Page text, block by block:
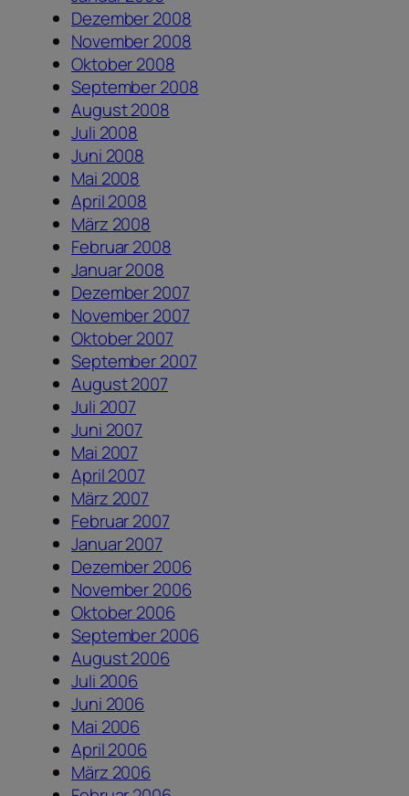
Dezember 2008
November 2008
Oktober 2008
September 2008
August 2008
Juli 2008
Juni 2008
Mai 2008
April 2008
März 2008
Februar 2008
Januar 2008
Dezember 2007
November 2007
Oktober 2007
September 2007
August 2007
Juli 2007
Juni 2007
Mai 2007
April 2007
März 2007
Februar 2007
Januar 2007
Dezember 2006
November 2006
Oktober 2006
September 2006
August 2006
Juli 2006
Juni 2006
Mai 2006
April 2006
März 2006